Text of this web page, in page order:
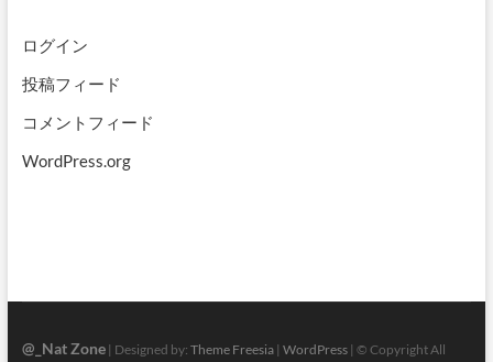
ログイン
投稿フィード
コメントフィード
WordPress.org
@_Nat Zone| Designed by: Theme Freesia| WordPress| © Copyright All